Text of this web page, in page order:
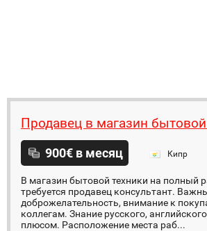
Продавец в магазин бытовой
900€ в месяц Кипр
В магазин бытовой техники на полный
требуется продавец консультант.
доброжелательность, внимание к
коллегам. Знание русского,
плюсом. Расположение места раб...